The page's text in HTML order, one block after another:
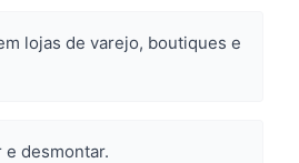
lojas de varejo, boutiques e
e desmontar.